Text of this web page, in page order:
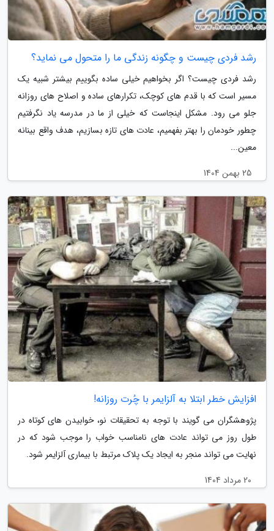
رشد فردی چیست و چگونه زندگی ما را متحول می نماید؟
رشد فردی چیست؟ اگر بخواهیم خیلی ساده بگوییم بیشتر شبیه یک
مسیر است که با قدم های کوچک، تکرارهای ساده و اصلاح های روزانه
جلو می رود. مشکل اینجاست که خیلی از ما در مدرسه یاد نگرفتیم
چطور خودمان را بهتر بفهمیم، عادت های تازه بسازیم، هدف واقع بینانه
معین...
25 بهمن 1404
افزایش خطر ابتلا به آلزایمر با چُرت روزانه!
پژوهشگران می گویند با توجه به تحقیقات نو، خوابیدن های کوتاه در
طول روز می تواند عادت های نامناسب خواب را موجب شود که در
نهایت می تواند منجر به ایجاد یک پلاک مرتبط با بیماری آلزایمر شود.
20 مرداد 1404